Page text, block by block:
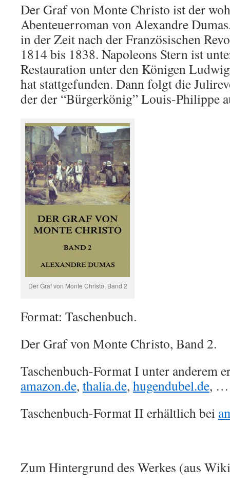
Der Graf von Monte Christo ist der
Abenteuerroman von Alexandre
in der Zeit nach der Französischen
1814 bis 1838. Napoleons Stern ist
Restauration unter den Königen
hat stattgefunden. Dann folgt die
der der “Bürgerkönig” Louis-Philippe
Der Graf von Monte Christo, Band 2
Format: Taschenbuch.
Der Graf von Monte Christo, Band 2.
Taschenbuch-Format I unter anderem
amazon.de, thalia.de, hugendubel.de, …
Taschenbuch-Format II erhältlich bei
Zum Hintergrund des Werkes (aus